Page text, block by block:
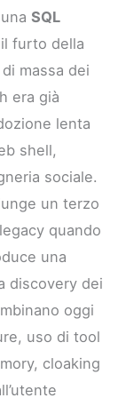
unaSQL
furto della
massa dei
era già
lenta
shell,
sociale.
un terzo
quando
una
discovery dei
oggi
uso di tool
cloaking